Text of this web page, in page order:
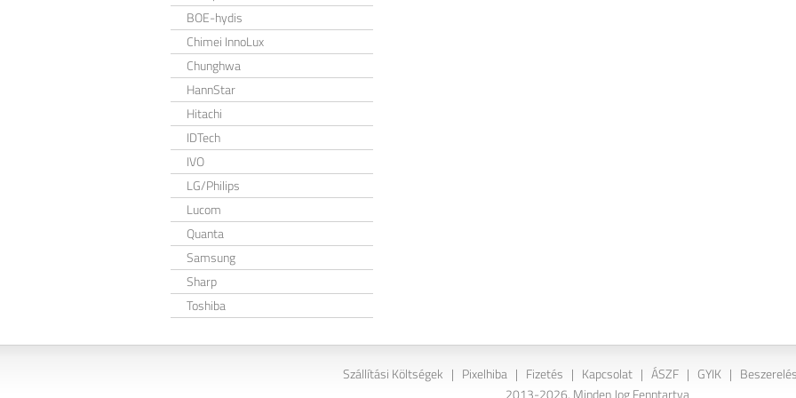
BOE-hydis
Chimei InnoLux
Chunghwa
HannStar
Hitachi
IDTech
IVO
LG/Philips
Lucom
Quanta
Samsung
Sharp
Toshiba
Szállítási Költségek | Pixelhiba | Fizetés | Kapcsolat | ÁSZF | GYIK |
2013-2026. Minden Jog Fenntartva